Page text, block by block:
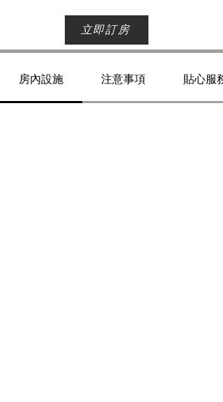
立即訂房
房內設施 注意事項 貼心服務